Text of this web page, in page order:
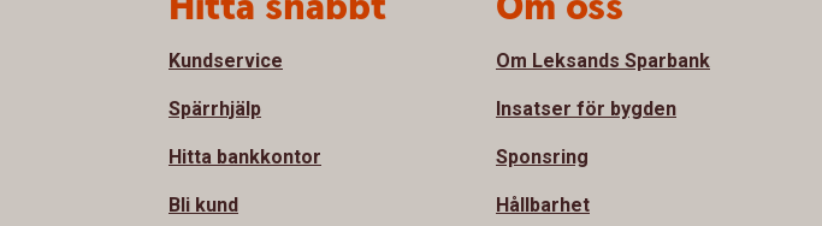
Kundservice
Spärrhjälp
Hitta bankkontor
Bli kund
Om Leksands Sparbank
Insatser för bygden
Sponsring
Hållbarhet